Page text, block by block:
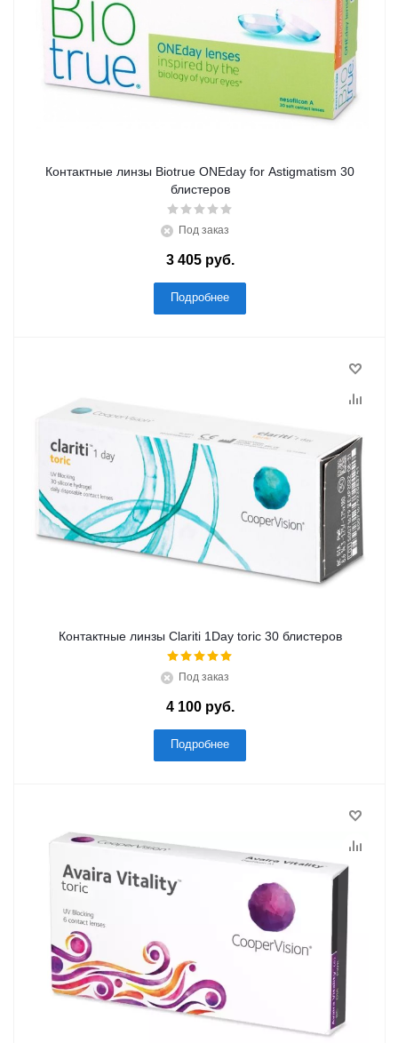
Контактные линзы Biotrue ONEday for Astigmatism 30
блистеров
Под заказ
3 405 руб.
Подробнее
Контактные линзы Clariti 1Day toric 30 блистеров
Под заказ
4 100 руб.
Подробнее